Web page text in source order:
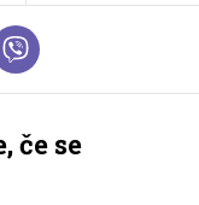
če se